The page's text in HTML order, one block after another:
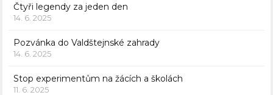
Čtyři legendy za jeden den
14. 6. 2025
Pozvánka do Valdštejnské zahrady
14. 6. 2025
Stop experimentům na žácích a školách
11. 6. 2025